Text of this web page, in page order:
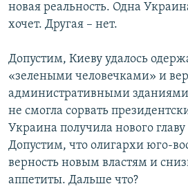
новая реальность. Одна
хочет. Другая – нет.
Допустим, Киеву удалось
«зелеными человечками» и
административными
не смогла сорвать
Украина получила нового главу
Допустим, что олигархи юго-
верность новым властям и
аппетиты. Дальше что?